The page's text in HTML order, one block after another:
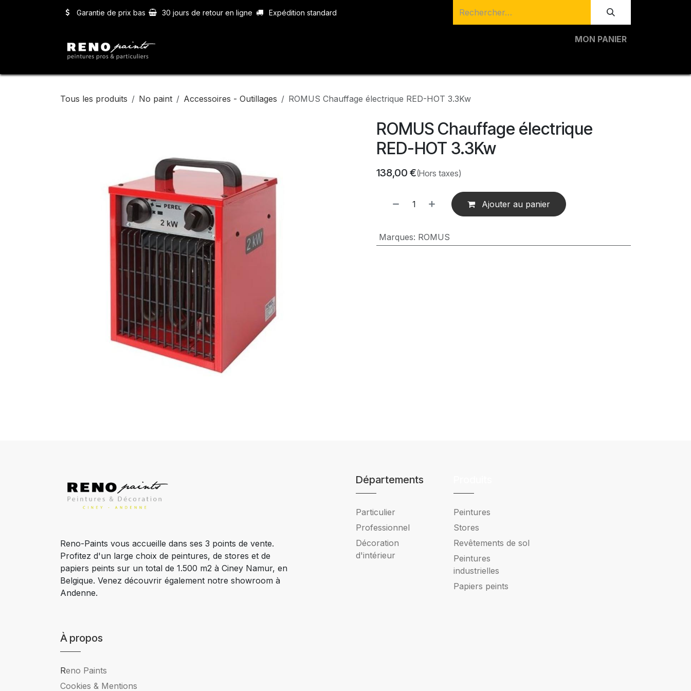
Garantie de prix bas 30 jours de retour en ligne Expédition standard
MON PANIER
Tous les produits No paint Accessoires - Outillages ROMUS Chauffage électrique RED-HOT 3.3Kw
ROMUS Chauffage électrique
RED-HOT 3.3Kw
138,00 €(Hors taxes)
Ajouter au panier
Marques: ROMUS
Reno-Paints vous accueille dans ses 3 points de vente.
Profitez d'un large choix de peintures, de stores et de
papiers peints sur un total de 1.500 m2 à Ciney Namur, en
Belgique. Venez découvrir également notre showroom à
Andenne.
Départements
Particulier
Professionnel
Décoration
d'intérieur
Peintures
Stores
Revêtements de sol
Peintures
industrielles
Papiers peints
À propos
Reno Paints
Cookies & Mentions